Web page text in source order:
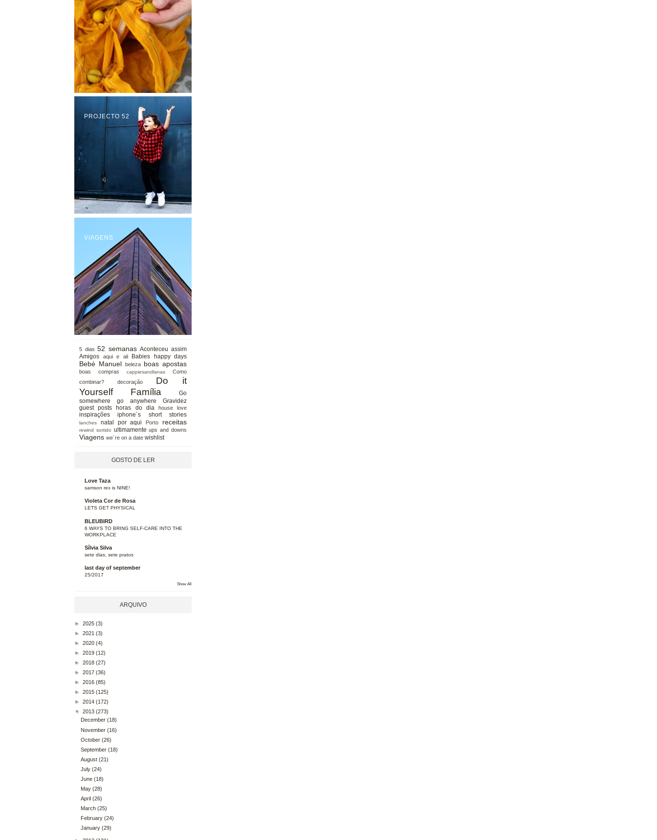
PROJECTO 52
VIAGENS
5 dias 52 semanas Aconteceu assim
Amigos
aqui e ali Babies happy days
Bebé Manuel beleza boas apostas
boas compras cappiesandlanas
Como
combinar?
decoração
Do it
Yourself
Família
Go
somewhere go anywhere
Gravidez
guest posts
horas do dia house love
inspirações iphone´s short stories
lanches natal por aqui Porto receitas
rewind sortido ultimamente ups and downs
Viagens we´re on a date wishlist
GOSTO DE LER
Love Taza
samson rex is NINE!
Violeta Cor de Rosa
LETS GET PHYSICAL
BLEUBIRD
6 WAYS TO BRING SELF-CARE INTO THE
WORKPLACE
Sílvia Silva
sete dias, sete pratos
last day of september
25/2017
Show All
ARQUIVO
► 2025 (3)
► 2021 (3)
► 2020 (4)
► 2019 (12)
► 2018 (27)
► 2017 (36)
► 2016 (85)
► 2015 (125)
► 2014 (172)
▼ 2013 (273)
December (18)
November (16)
October (26)
September (18)
August (21)
July (24)
June (18)
May (28)
April (26)
March (25)
February (24)
January (29)